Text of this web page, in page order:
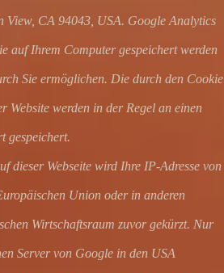
CA 94043, USA. Google Analytics
auf Ihrem Computer gespeichert werden
Sie ermöglichen. Die durch den Cookie
Website werden in der Regel an einen
gespeichert.
Webseite wird Ihre IP-Adresse von
Union oder in anderen
Wirtschaftsraum zuvor gekürzt. Nur
Server von Google in den USA